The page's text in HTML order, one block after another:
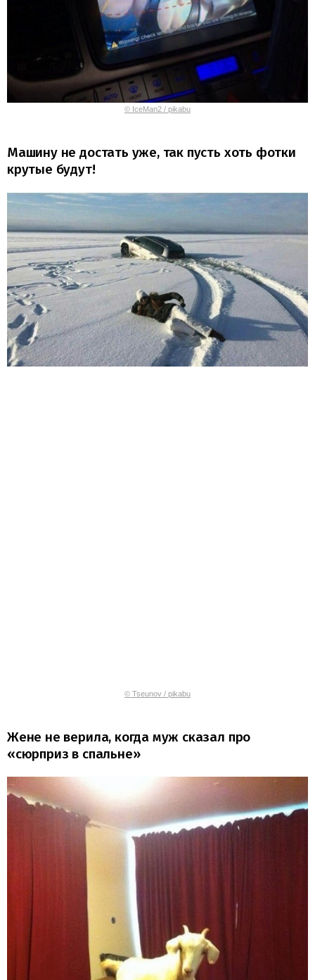
© IceMan2 / pikabu
Машину не достать уже, так пусть хоть фотки
крутые будут!
© Tseunov / pikabu
Жене не верила, когда муж сказал про
«сюрприз в спальне»